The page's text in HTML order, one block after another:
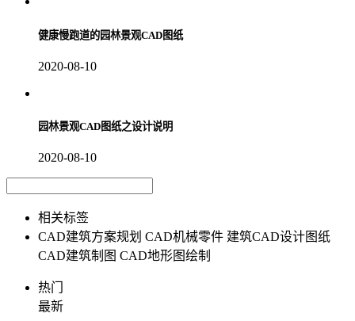
健康慢跑道的园林景观CAD图纸
2020-08-10
园林景观CAD图纸之设计说明
2020-08-10
相关标签
CAD建筑方案规划 CAD机械零件 建筑CAD设计图纸
CAD建筑制图 CAD地形图绘制
热门
最新